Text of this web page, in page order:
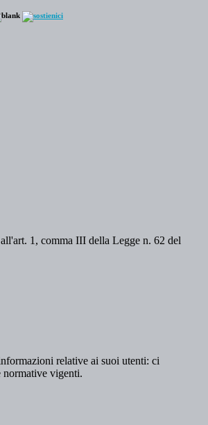
1, comma III della Legge n. 62 del
relative ai suoi utenti: ci
normative vigenti.